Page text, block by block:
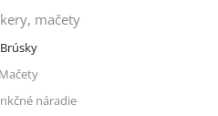
mačety
Brúsky
Mačety
náradie